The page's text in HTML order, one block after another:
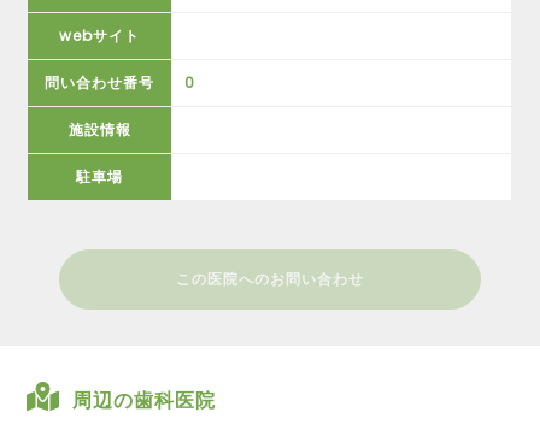
webサイト
問い合わせ番号 0
施設情報
駐車場
この医院へのお問い合わせ
周辺の歯科医院